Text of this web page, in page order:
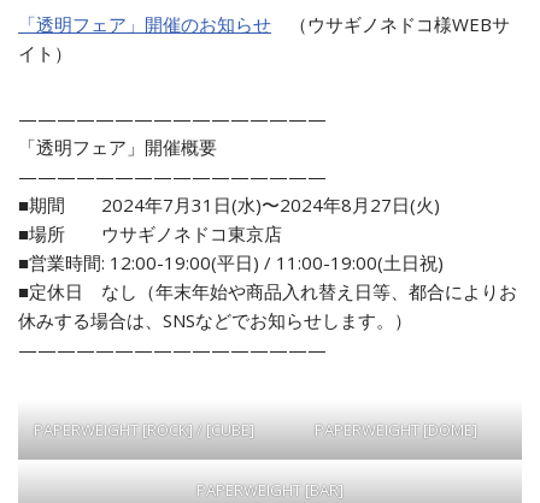
「透明フェア」開催のお知らせ （ウサギノネドコ様WEBサ
イト）
————————————————
「透明フェア」開催概要
————————————————
■期間 2024年7月31日(水)〜2024年8月27日(火)
■場所 ウサギノネドコ東京店
■営業時間: 12:00-19:00(平日) / 11:00-19:00(土日祝)
■定休日 なし（年末年始や商品入れ替え日等、都合によりお
休みする場合は、SNSなどでお知らせします。）
————————————————
PAPERWEIGHT [ROCK] / [CUBE] PAPERWEIGHT [DOME]
PAPERWEIGHT [BAR]